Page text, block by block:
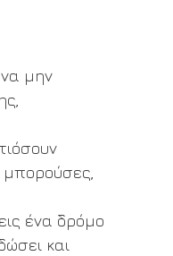
μην
ένα δρόμο
και